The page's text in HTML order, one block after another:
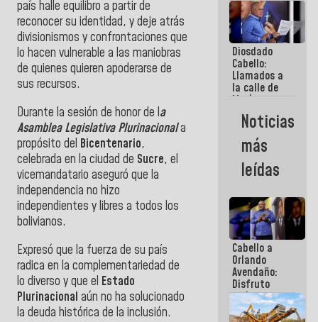
país halle equilibro a partir de
reconocer su identidad, ydeje atrás
divisionismos y confrontaciones que
lo hacen vulnerable a las maniobras
de quienes quieren apoderarse de
sus recursos.
Durante la sesión de honor de la
Asamblea Legislativa Plurinacionala
propósito del Bicentenario,
celebrada en la ciudad de Sucre, el
vicemandatario aseguró que la
independencia no hizo
independientes y libres a todos los
bolivianos.
Expresó que la fuerza de su país
radica en la complementariedad de
lo diverso y que el Estado
Plurinacional aún no ha solucionado
la deuda histórica de la inclusión.
Machado:
¿Quién le
puede creer?
¿Y la gente
que ella iba
a salvar en
La Guaira?
Diosdado
Cabello:
Llamados a
la calle de
María
Machado se
estrellaron
de frente
contra el
Pueblo
Noticias
más
leídas
Cabello a
Orlando
Avendaño:
Disfruto
cada vez
que escribes